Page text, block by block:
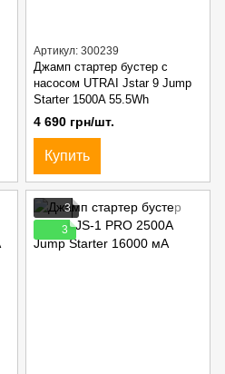
Артикул: 300239
Джамп стартер бустер c
насосом UTRAI Jstar 9 Jump
Starter 1500A 55.5Wh
4 690 грн/шт.
Купить
3
3